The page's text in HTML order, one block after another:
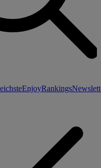
EnjoyRankings